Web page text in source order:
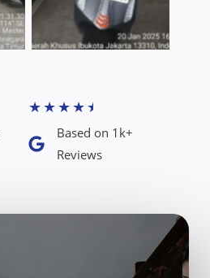
★★★★★
Based on 1k+
Reviews​